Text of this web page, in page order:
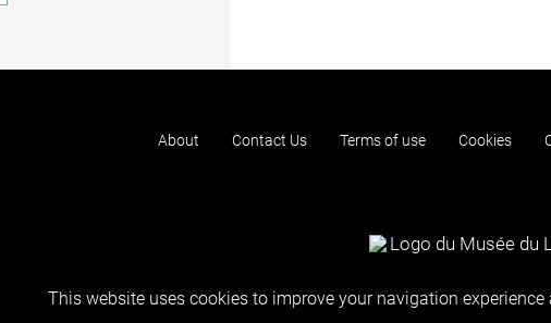
About Contact Us Terms of use Cookies
This website uses cookies to improve your navigation